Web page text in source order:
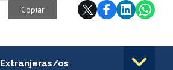
Copiar
Extranjeras/os